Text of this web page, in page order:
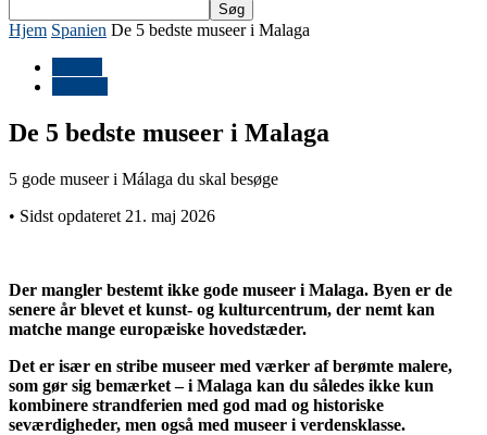
Hjem Spanien De 5 bedste museer i Malaga
De 5 bedste museer i Malaga
5 gode museer i Málaga du skal besøge
• Sidst opdateret 21. maj 2026
Der mangler bestemt ikke gode museer i Malaga. Byen er de
senere år blevet et kunst- og kulturcentrum, der nemt kan
matche mange europæiske hovedstæder.
Det er især en stribe museer med værker af berømte malere,
som gør sig bemærket – i Malaga kan du således ikke kun
kombinere strandferien med god mad og historiske
seværdigheder, men også med museer i verdensklasse.